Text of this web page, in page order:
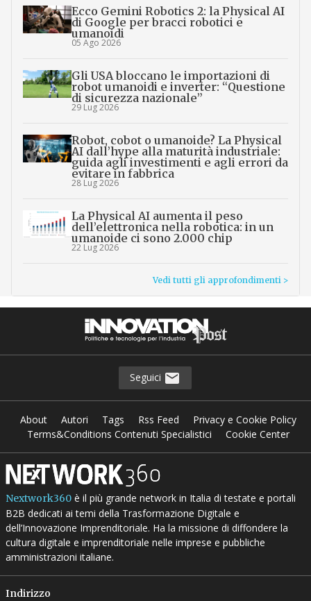
Ecco Gemini Robotics 2: la Physical AI
di Google per bracci robotici e
umanoidi
05 Ago 2026
Gli USA bloccano le importazioni di
robot umanoidi e inverter: “Questione
di sicurezza nazionale”
29 Lug 2026
Robot, cobot o umanoide? La Physical
AI dall’hype alla maturità industriale:
guida agli investimenti e agli errori da
evitare in fabbrica
28 Lug 2026
La Physical AI aumenta il peso
dell’elettronica nella robotica: in un
umanoide ci sono 2.000 chip
22 Lug 2026
Vedi tutti gli approfondimenti >
Seguici
About Autori Tags Rss Feed
Privacy e Cookie Policy
Terms&Conditions Contenuti Specialistici
Cookie Center
Nextwork360è il più grande network in Italia di testate e portali
B2B dedicati ai temi della Trasformazione Digitale e
dell’Innovazione Imprenditoriale. Ha la missione di diffondere la
cultura digitale e imprenditoriale nelle imprese e pubbliche
amministrazioni italiane.
Indirizzo